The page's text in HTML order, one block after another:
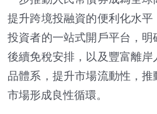
提升跨境投融資的便利化水
投資者的一站式開戶平台，
後續免稅安排，以及豐富離
品體系，提升市場流動性，
市場形成良性循環。